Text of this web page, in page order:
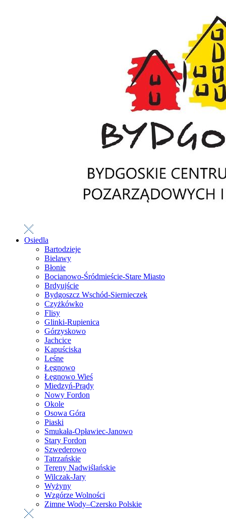
Osiedla
Bartodzieje
Bielawy
Błonie
Bocianowo-Śródmieście-Stare Miasto
Brdyujście
Bydgoszcz Wschód-Siernieczek
Czyżkówko
Flisy
Glinki-Rupienica
Górzyskowo
Jachcice
Kapuściska
Leśne
Łęgnowo
Łęgnowo Wieś
Miedzyń-Prądy
Nowy Fordon
Okole
Osowa Góra
Piaski
Smukała-Opławiec-Janowo
Stary Fordon
Szwederowo
Tatrzańskie
Tereny Nadwiślańskie
Wilczak-Jary
Wyżyny
Wzgórze Wolności
Zimne Wody–Czersko Polskie